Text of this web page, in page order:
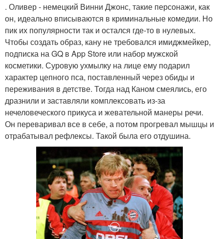
. Оливер - немецкий Винни Джонс, такие персонажи, как
он, идеально вписываются в криминальные комедии. Но
пик их популярности так и остался где-то в нулевых.
Чтобы создать образ, кану не требовался имиджмейкер,
подписка на GQ в App Store или набор мужской
косметики. Суровую ухмылку на лице ему подарил
характер цепного пса, поставленный через обиды и
переживания в детстве. Тогда над Каном смеялись, его
дразнили и заставляли комплексовать из-за
нечеловеческого прикуса и жевательной манеры речи.
Он переваривал все в себе, а потом прогревал мышцы и
отрабатывал рефлексы. Такой была его отдушина.